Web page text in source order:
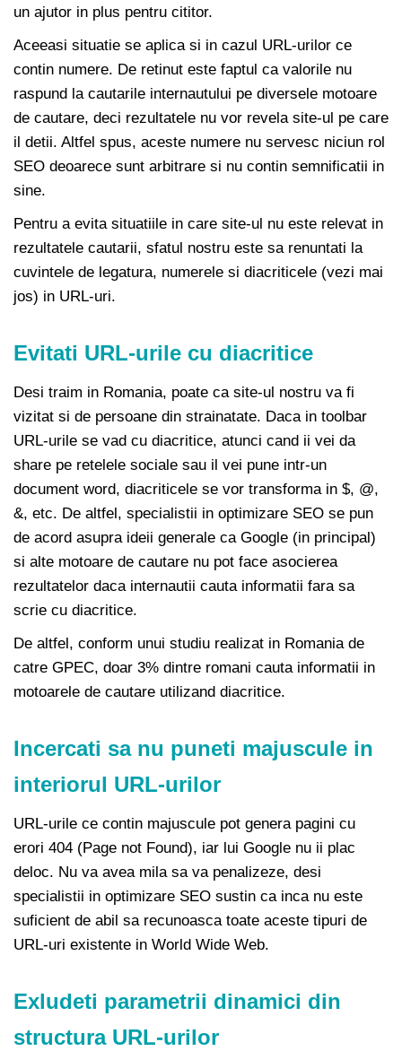
un ajutor in plus pentru cititor.
Aceeasi situatie se aplica si in cazul URL-urilor ce
contin numere. De retinut este faptul ca valorile nu
raspund la cautarile internautului pe diversele motoare
de cautare, deci rezultatele nu vor revela site-ul pe care
il detii. Altfel spus, aceste numere nu servesc niciun rol
SEO deoarece sunt arbitrare si nu contin semnificatii in
sine.
Pentru a evita situatiile in care site-ul nu este relevat in
rezultatele cautarii, sfatul nostru este sa renuntati la
cuvintele de legatura, numerele si diacriticele (vezi mai
jos) in URL-uri.
Evitati URL-urile cu diacritice
Desi traim in Romania, poate ca site-ul nostru va fi
vizitat si de persoane din strainatate. Daca in toolbar
URL-urile se vad cu diacritice, atunci cand ii vei da
share pe retelele sociale sau il vei pune intr-un
document word, diacriticele se vor transforma in $, @,
&, etc. De altfel, specialistii in optimizare SEO se pun
de acord asupra ideii generale ca Google (in principal)
si alte motoare de cautare nu pot face asocierea
rezultatelor daca internautii cauta informatii fara sa
scrie cu diacritice.
De altfel, conform unui studiu realizat in Romania de
catre GPEC, doar 3% dintre romani cauta informatii in
motoarele de cautare utilizand diacritice.
Incercati sa nu puneti majuscule in
interiorul URL-urilor
URL-urile ce contin majuscule pot genera pagini cu
erori 404 (Page not Found), iar lui Google nu ii plac
deloc. Nu va avea mila sa va penalizeze, desi
specialistii in optimizare SEO sustin ca inca nu este
suficient de abil sa recunoasca toate aceste tipuri de
URL-uri existente in World Wide Web.
Exludeti parametrii dinamici din
structura URL-urilor